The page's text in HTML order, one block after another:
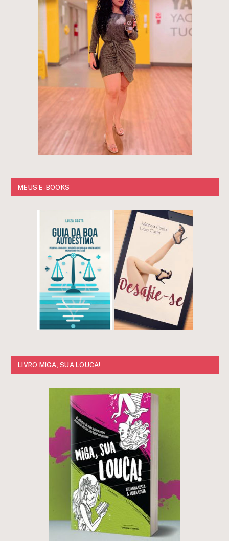
MEUS E-BOOKS
LIVRO MIGA, SUA LOUCA!